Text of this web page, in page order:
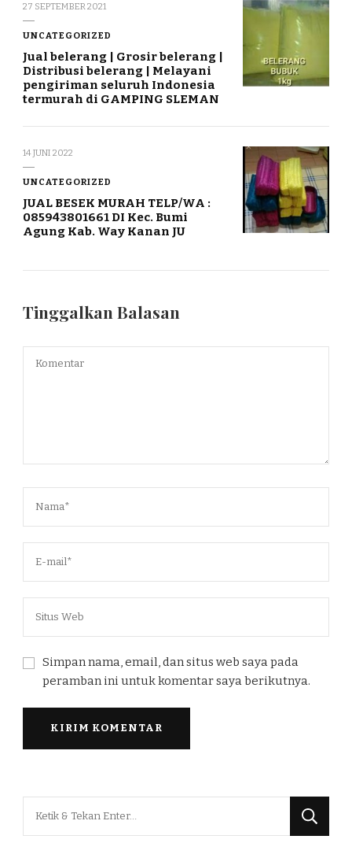
27 SEPTEMBER 2021
UNCATEGORIZED
Jual belerang | Grosir belerang |
Distribusi belerang | Melayani
pengiriman seluruh Indonesia
termurah di GAMPING SLEMAN
14 JUNI 2022
UNCATEGORIZED
JUAL BESEK MURAH TELP/WA :
085943801661 DI Kec. Bumi
Agung Kab. Way Kanan JU
Tinggalkan Balasan
Simpan nama, email, dan situs web saya pada
peramban ini untuk komentar saya berikutnya.